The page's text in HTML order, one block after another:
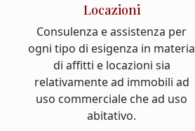
Locazioni
Consulenza e assistenza per
ogni tipo di esigenza in materia
di affitti e locazioni sia
relativamente ad immobili ad
uso commerciale che ad uso
abitativo.